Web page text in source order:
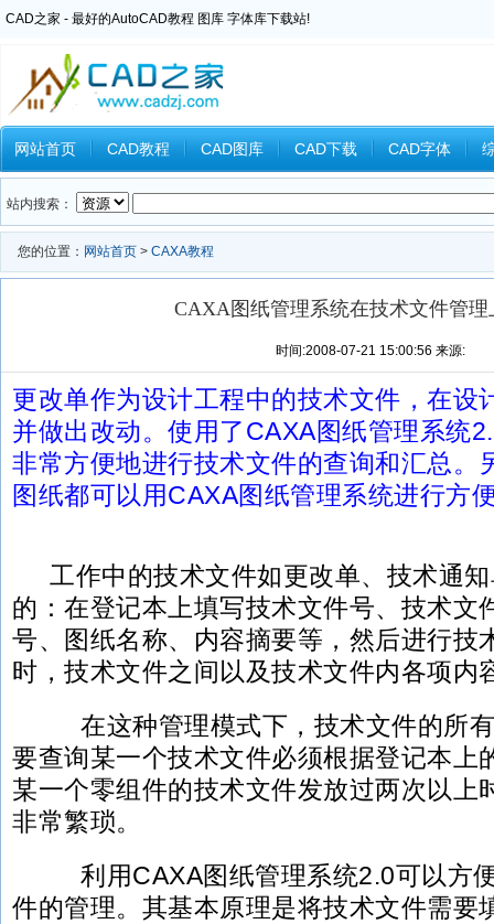
CAD之家 - 最好的AutoCAD教程 图库 字体库下载站!
网站首页 CAD教程 CAD图库 CAD下载 CAD字体
Inventor教程 Ansys教程 CAXA教程 中望CAD Catia教
站内搜索：
您的位置： 网站首页 > CAXA教程
CAXA图纸管理系统在技术文件管理
时间:2008-07-21 15:00:56 来源:
更改单作为设计工程中的技术文件，在设
并做出改动。使用了CAXA图纸管理系统
非常方便地进行技术文件的查询和汇总。
图纸都可以用CAXA图纸管理系统进行方
工作中的技术文件如更改单、技术通知
的：在登记本上填写技术文件号、技术文
号、图纸名称、内容摘要等，然后进行技
时，技术文件之间以及技术文件内各项内
在这种管理模式下，技术文件的所
要查询某一个技术文件必须根据登记本上
某一个零组件的技术文件发放过两次以上
非常繁琐。
利用CAXA图纸管理系统2.0可以方
件的管理。其基本原理是将技术文件需要